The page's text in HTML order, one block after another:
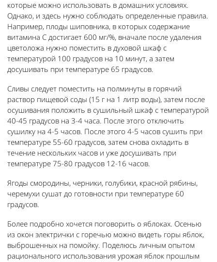
которые можно использовать в домашних условиях.
Однако, и здесь нужно соблюдать определенные правила.
Например, плоды шиповника, в которых содержание
витамина С достигает 600 мг/%, вначале после удаления
цветоложа нужно поместить в духовой шкаф с
температурой 100 градусов на 10 минут, а затем
досушивать при температуре 65 градусов.
Сливы следует поместить на полминуты в горячий
раствор пищевой соды (15 г на 1 литр воды), затем после
осушивания положить в сушильный шкаф с температурой
40-45 градусов на 3-4 часа. После этого отключить
сушилку на 4-5 часов. После этого 4-5 часов сушить при
температуре 55-60 градусов, затем снова охладить в
течение нескольких часов и уже досушивать при
температуре 75-80 градусов 12-16 часов.
Ягоды смородины, черники, голубики, красной рябины,
черемухи сушат до готовности при температуре 60
градусов.
Более подробно хочется поговорить о яблоках. Осенью
из окон электрички с горечью можно видеть горы яблок,
выброшенных на помойку. Поделюсь личным опытом
рационального использования урожая яблок прошлым